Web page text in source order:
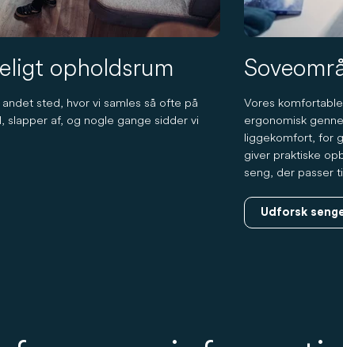
opholdsrum
sted, hvor vi samles så ofte på
slapper af, og nogle gange sidder vi
Vores
ergonomisk
liggekomfort, for
giver praktiske
seng, der passer
Udforsk